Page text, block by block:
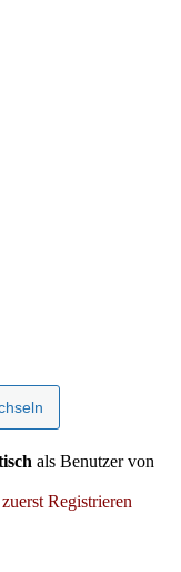
als Benutzer von
Registrieren